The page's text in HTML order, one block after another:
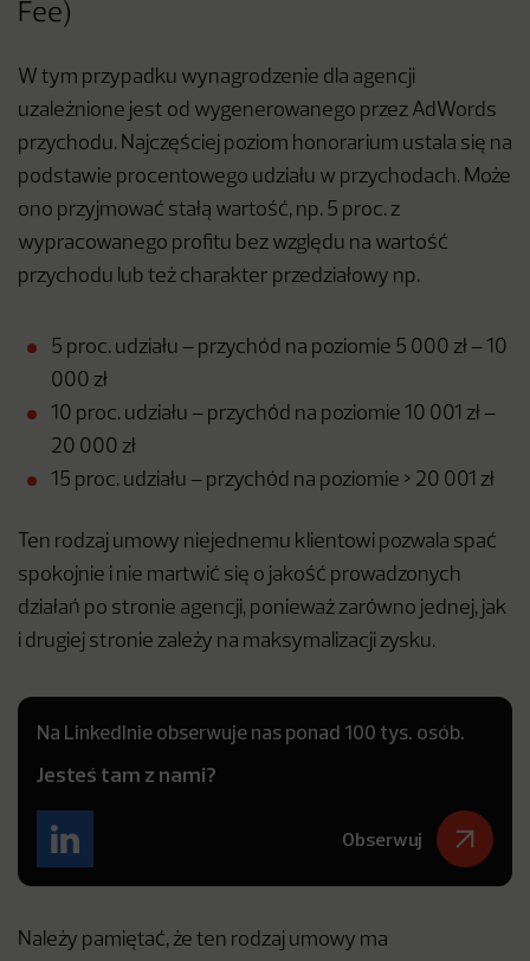
Fee)
W tym przypadku wynagrodzenie dla agencji
uzależnione jest od wygenerowanego przez AdWords
przychodu. Najczęściej poziom honorarium ustala się na
podstawie procentowego udziału w przychodach. Może
ono przyjmować stałą wartość, np. 5 proc. z
wypracowanego profitu bez względu na wartość
przychodu lub też charakter przedziałowy np.
5 proc. udziału – przychód na poziomie 5 000 zł – 10
000 zł
10 proc. udziału – przychód na poziomie 10 001 zł –
20 000 zł
15 proc. udziału – przychód na poziomie > 20 001 zł
Ten rodzaj umowy niejednemu klientowi pozwala spać
spokojnie i nie martwić się o jakość prowadzonych
działań po stronie agencji, ponieważ zarówno jednej, jak
i drugiej stronie zależy na maksymalizacji zysku.
Na LinkedInie obserwuje nas ponad 100 tys. osób.
Jesteś tam z nami?
Obserwuj
Należy pamiętać, że ten rodzaj umowy ma